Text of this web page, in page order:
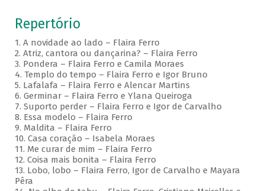
Repertório
1. A novidade ao lado – Flaira Ferro
2. Atriz, cantora ou dançarina? – Flaira Ferro
3. Pondera – Flaira Ferro e Camila Moraes
4. Templo do tempo – Flaira Ferro e Igor Bruno
5. Lafalafa – Flaira Ferro e Alencar Martins
6. Germinar – Flaira Ferro e Ylana Queiroga
7. Suporto perder – Flaira Ferro e Igor de Carvalho
8. Essa modelo – Flaira Ferro
9. Maldita – Flaira Ferro
10. Casa coração – Isabela Moraes
11. Me curar de mim – Flaira Ferro
12. Coisa mais bonita – Flaira Ferro
13. Lobo, lobo – Flaira Ferro, Igor de Carvalho e Mayara
Pêra